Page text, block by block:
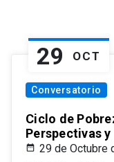
29 OCT
Conversatorio
Ciclo de
Perspectivas
29 de Octubre